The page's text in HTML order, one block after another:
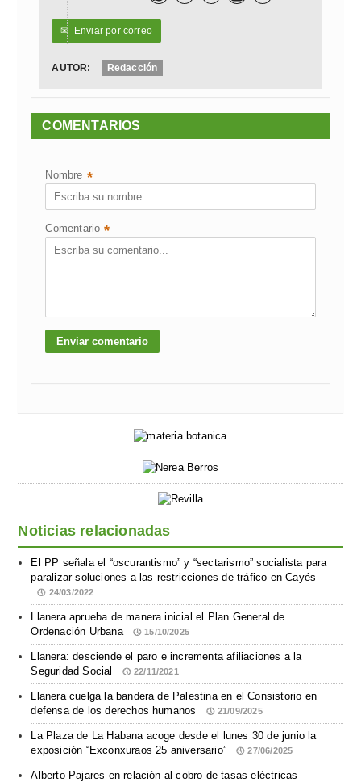
✉ Enviar por correo
AUTOR: Redacción
COMENTARIOS
Nombre *
Comentario *
Noticias relacionadas
El PP señala el “oscurantismo” y “sectarismo” socialista para
paralizar soluciones a las restricciones de tráfico en Cayés
24/03/2022
Llanera aprueba de manera inicial el Plan General de
Ordenación Urbana
15/10/2025
Llanera: desciende el paro e incrementa afiliaciones a la
Seguridad Social
22/11/2021
Llanera cuelga la bandera de Palestina en el Consistorio en
defensa de los derechos humanos
21/09/2025
La Plaza de La Habana acoge desde el lunes 30 de junio la
exposición “Exconxuraos 25 aniversario”
27/06/2025
Alberto Pajares en relación al cobro de tasas eléctricas